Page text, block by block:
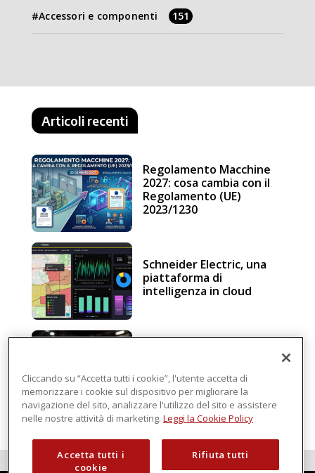
Accessori e componenti 151
Articoli recenti
Regolamento Macchine
2027: cosa cambia con il
Regolamento (UE)
2023/1230
Schneider Electric, una
piattaforma di
intelligenza in cloud
Regolamento macchine
Cliccando su “Accetta tutti i cookie”, l'utente accetta di
memorizzare i cookie sul dispositivo per migliorare la
navigazione del sito, analizzare l'utilizzo del sito e assistere
nelle nostre attività di marketing. Leggi la Cookie Policy
Accetta tutti i
cookie
Rifiuta tutti